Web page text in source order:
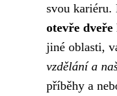
svou kariéru.
otevře
jiné oblasti,
vzdělání a
příběhy a